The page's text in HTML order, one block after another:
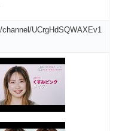
UCrgHdSQWAXEv1